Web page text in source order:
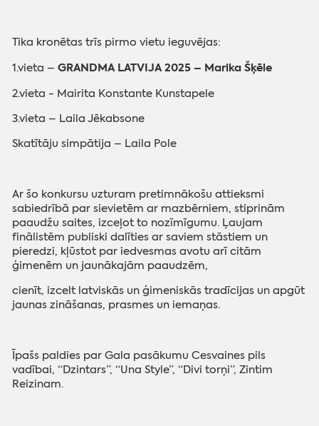
Tika kronētas trīs pirmo vietu ieguvējas:
1.vieta –GRANDMA LATVIJA 2025 – Marika Šķēle
2.vieta - Mairita Konstante Kunstapele
3.vieta – Laila Jēkabsone
Skatītāju simpātija – Laila Pole
Ar šo konkursu uzturam pretimnākošu attieksmi
sabiedrībā par sievietēm ar mazbērniem, stiprinām
paaudžu saites, izceļot to nozīmīgumu. Ļaujam
finālistēm publiski dalīties ar saviem stāstiem un
pieredzi, kļūstot par iedvesmas avotu arī citām
ģimenēm un jaunākajām paaudzēm,
cienīt, izcelt latviskās un ģimeniskās tradīcijas un apgūt
jaunas zināšanas, prasmes un iemaņas.
Īpašs paldies par Gala pasākumu Cesvaines pils
vadībai, “Dzintars”, “Una Style”, “Divi torņi”, Zintim
Reizinam.